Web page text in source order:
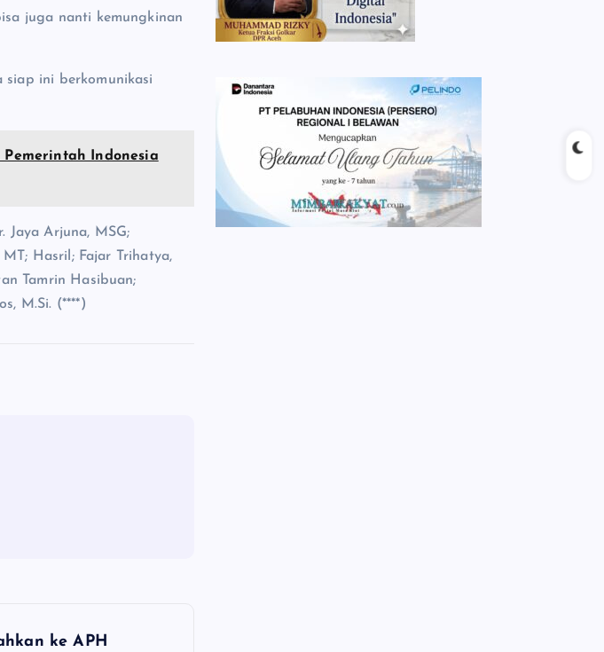
juga nanti kemungkinan
siap ini berkomunikasi
Indonesia
Jaya Arjuna, MSG;
Hasril; Fajar Trihatya,
Tamrin Hasibuan;
M.Si. (****)
ke APH